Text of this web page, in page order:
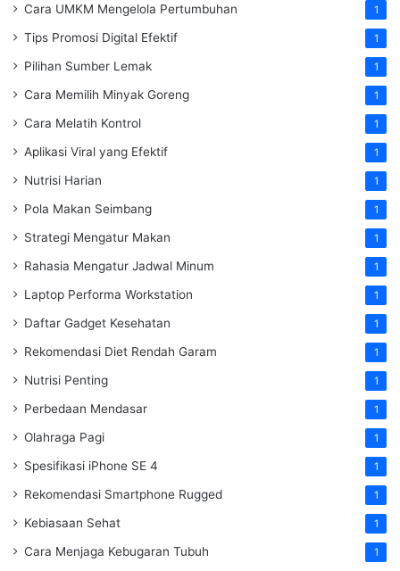
Cara UMKM Mengelola Pertumbuhan 1
Tips Promosi Digital Efektif 1
Pilihan Sumber Lemak 1
Cara Memilih Minyak Goreng 1
Cara Melatih Kontrol 1
Aplikasi Viral yang Efektif 1
Nutrisi Harian 1
Pola Makan Seimbang 1
Strategi Mengatur Makan 1
Rahasia Mengatur Jadwal Minum 1
Laptop Performa Workstation 1
Daftar Gadget Kesehatan 1
Rekomendasi Diet Rendah Garam 1
Nutrisi Penting 1
Perbedaan Mendasar 1
Olahraga Pagi 1
Spesifikasi iPhone SE 4 1
Rekomendasi Smartphone Rugged 1
Kebiasaan Sehat 1
Cara Menjaga Kebugaran Tubuh 1